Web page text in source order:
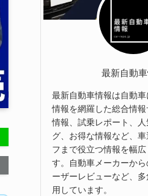
最新自動
最新自動車情報は自動
情報を網羅した総合情
情報、試乗レポート、
グ、お得な情報など、
フまで役立つ情報を幅
す。自動車メーカーか
ーザーレビューなど、
用しています。